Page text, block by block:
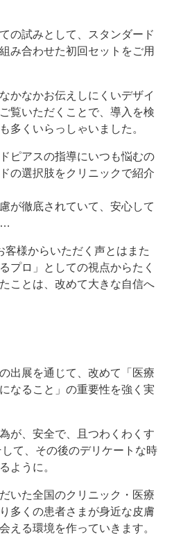
の試みとして、スタンダード
み合わせた初回セットをご用
かなかお伝えしにくいデザイ
覧いただくことで、導入を検
多くいらっしゃいました。
ピアスの指導にいつも悩むの
の選択肢をクリニックで紹介
が徹底されていて、安心して
…
様からいただく声とはまた
プロ」としての視点からたく
ことは、改めて大きな自信へ
出展を通じて、改めて「医療
なること」の重要性を強く実
が、安全で、且つわくわくす
て、その後のデリケートな時
ように。
いた全国のクリニック・医療
多くの患者さまが身近な皮膚
える環境を作っていきます。